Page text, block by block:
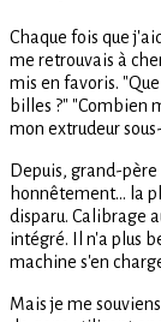
Chaque fois que
me retrouvais à
mis en favoris.
billes ?" "Combien
mon extrudeur
Depuis, grand-
honnêtement... la
disparu. Calibrage
intégré. Il n'a plus
machine s'en
Mais je me